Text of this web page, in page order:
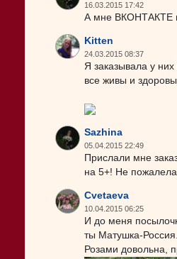
16.03.2015 17:42
А мне ВКОНТАКТЕ
Kitten
24.03.2015 08:37
Я заказывала у
все живы и
Sazhina
05.04.2015 22:49
Прислали мне
на 5+! Не
Cvetaeva
10.04.2015 06:25
И до меня
ты Матушка-
Розами довольна,